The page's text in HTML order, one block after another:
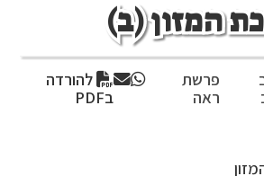
המזון (ב)
פרשת
ראה
להורדה
בPDF